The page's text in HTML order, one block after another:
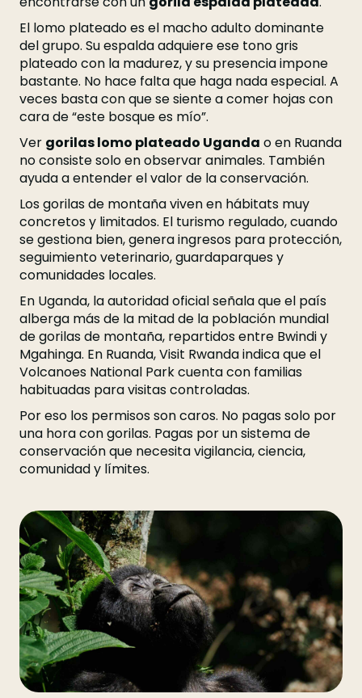
El lomo plateado es el macho adulto dominante
del grupo. Su espalda adquiere ese tono gris
plateado con la madurez, y su presencia impone
bastante. No hace falta que haga nada especial. A
veces basta con que se siente a comer hojas con
cara de “este bosque es mío”.
Ver gorilas lomo plateado Uganda o en Ruanda
no consiste solo en observar animales. También
ayuda a entender el valor de la conservación.
Los gorilas de montaña viven en hábitats muy
concretos y limitados. El turismo regulado, cuando
se gestiona bien, genera ingresos para protección,
seguimiento veterinario, guardaparques y
comunidades locales.
En Uganda, la autoridad oficial señala que el país
alberga más de la mitad de la población mundial
de gorilas de montaña, repartidos entre Bwindi y
Mgahinga. En Ruanda, Visit Rwanda indica que el
Volcanoes National Park cuenta con familias
habituadas para visitas controladas.
Por eso los permisos son caros. No pagas solo por
una hora con gorilas. Pagas por un sistema de
conservación que necesita vigilancia, ciencia,
comunidad y límites.